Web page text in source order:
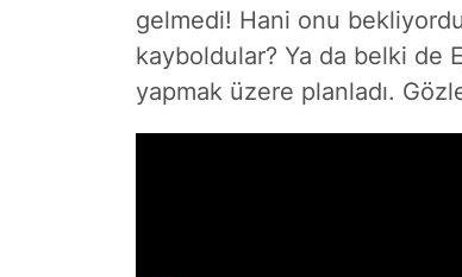
gelmedi! Hani onu
kayboldular? Ya da belki de
yapmak üzere planladı.